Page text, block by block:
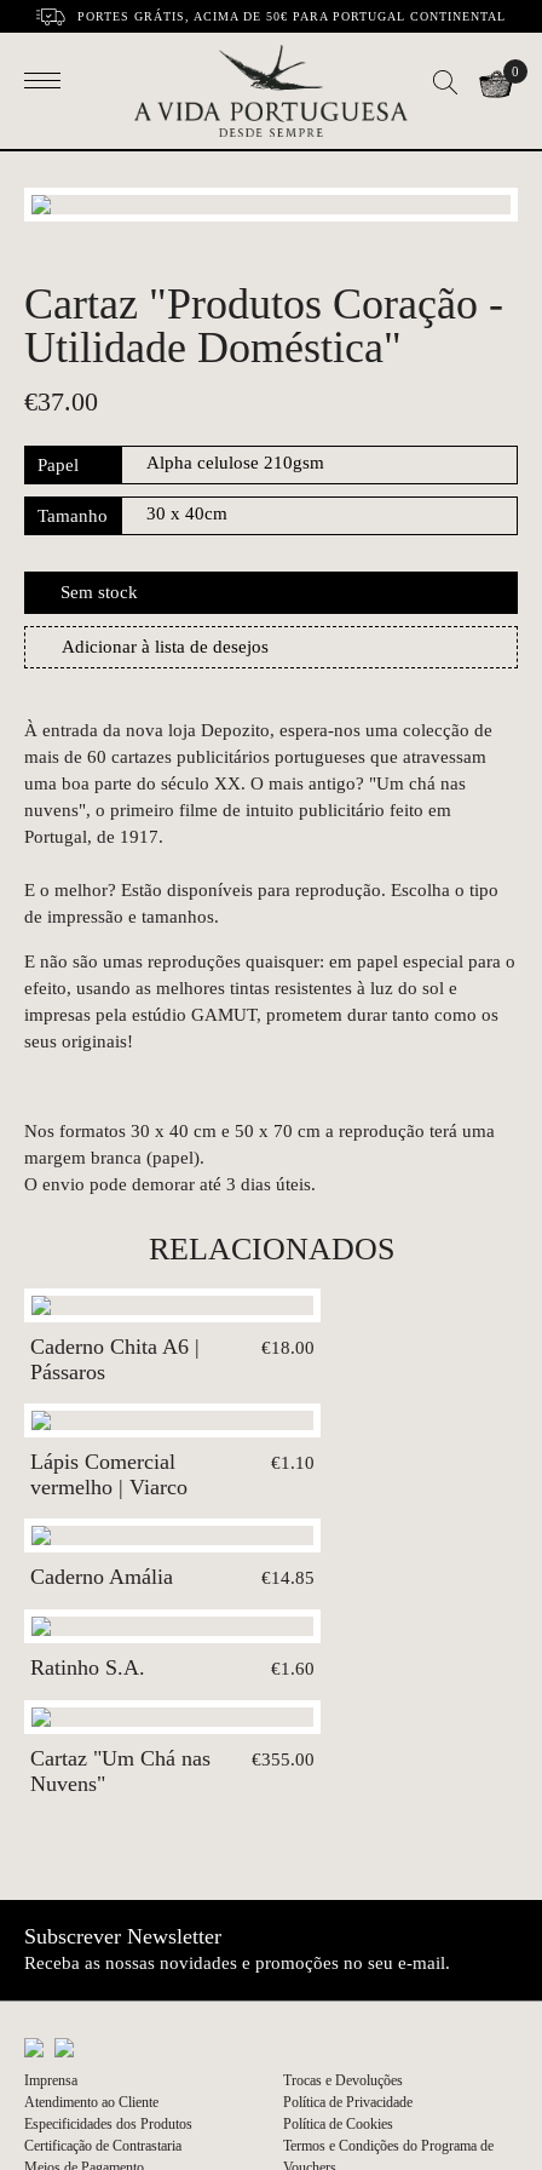
PORTES GRÁTIS, ACIMA DE 50€ PARA PORTUGAL CONTINENTAL
0
Cartaz "Produtos Coração -
Utilidade Doméstica"
€37.00
Papel
Tamanho
Sem stock
Adicionar à lista de desejos
À entrada da nova loja Depozito, espera-nos uma colecção de
mais de 60 cartazes publicitários portugueses que atravessam
uma boa parte do século XX. O mais antigo? "Um chá nas
nuvens", o primeiro filme de intuito publicitário feito em
Portugal, de 1917.
E o melhor? Estão disponíveis para reprodução. Escolha o tipo
de impressão e tamanhos.
E não são umas reproduções quaisquer: em papel especial para o
efeito, usando as melhores tintas resistentes à luz do sol e
impresas pela estúdio GAMUT, prometem durar tanto como os
seus originais!
Nos formatos 30 x 40 cm e 50 x 70 cm a reprodução terá uma
margem branca (papel).
O envio pode demorar até 3 dias úteis.
RELACIONADOS
Caderno Chita A6 |
Pássaros
€18.00
Lápis Comercial
vermelho | Viarco
€1.10
Caderno Amália €14.85
Ratinho S.A. €1.60
Cartaz "Um Chá nas
Nuvens"
€355.00
Subscrever Newsletter
Receba as nossas novidades e promoções no seu e-mail.
Imprensa
Atendimento ao Cliente
Especificidades dos Produtos
Certificação de Contrastaria
Trocas e Devoluções
Política de Privacidade
Política de Cookies
Termos e Condições do Programa de